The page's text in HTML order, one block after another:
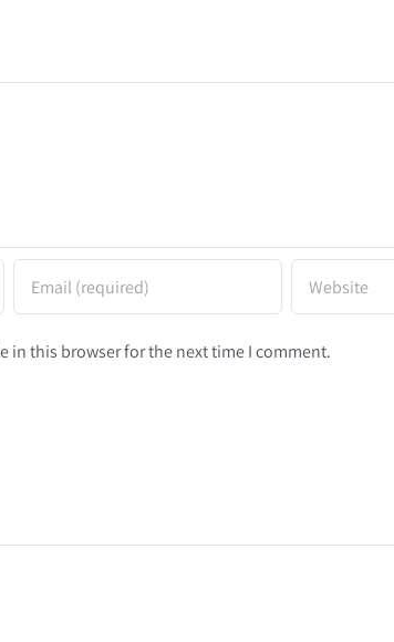
in this browser for the next time I comment.